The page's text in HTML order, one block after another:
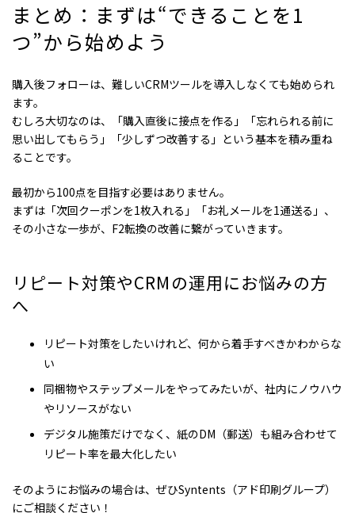
まとめ：まずは“できることを1
つ”から始めよう
購入後フォローは、難しいCRMツールを導入しなくても始められ
ます。
むしろ大切なのは、「購入直後に接点を作る」「忘れられる前に
思い出してもらう」「少しずつ改善する」という基本を積み重ね
ることです。
最初から100点を目指す必要はありません。
まずは「次回クーポンを1枚入れる」「お礼メールを1通送る」、
その小さな一歩が、F2転換の改善に繋がっていきます。
リピート対策やCRMの運用にお悩みの方
へ
リピート対策をしたいけれど、何から着手すべきかわからな
い
同梱物やステップメールをやってみたいが、社内にノウハウ
やリソースがない
デジタル施策だけでなく、紙のDM（郵送）も組み合わせて
リピート率を最大化したい
そのようにお悩みの場合は、ぜひSyntents（アド印刷グループ）
にご相談ください！